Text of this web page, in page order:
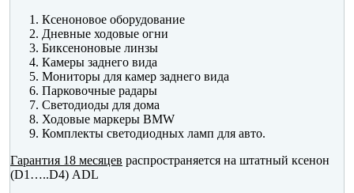
Ксеноновое оборудование
Дневные ходовые огни
Биксеноновые линзы
Камеры заднего вида
Мониторы для камер заднего вида
Парковочные радары
Светодиоды для дома
Ходовые маркеры BMW
Комплекты светодиодных ламп для авто.
Гарантия 18 месяцев распространяется на штатный ксенон
(D1…..D4) ADL